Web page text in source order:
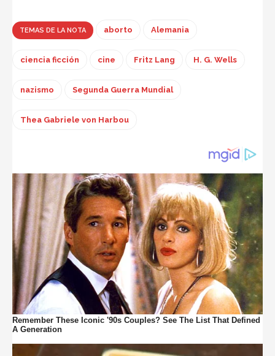
TEMAS DE LA NOTA aborto Alemania
ciencia ficción cine Fritz Lang H. G. Wells
nazismo Segunda Guerra Mundial
Thea Gabriele von Harbou